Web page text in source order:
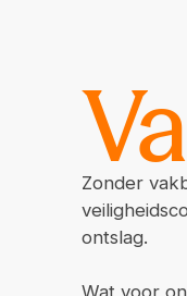
Zonder
ontslag.
Wat voor